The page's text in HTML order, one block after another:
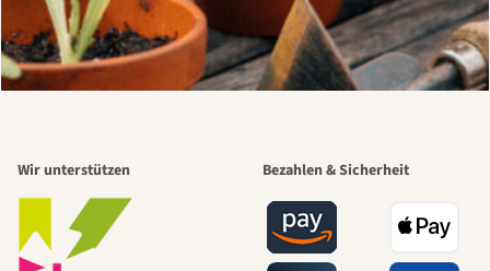
Wir unterstützen Bezahlen & Sicherheit